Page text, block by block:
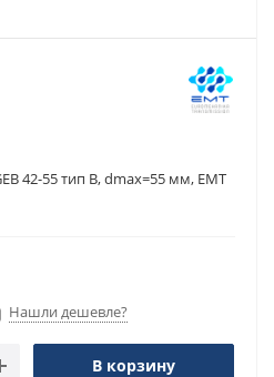
42-55 тип B, dmax=55 мм, EMT
Нашли дешевле?
В корзину